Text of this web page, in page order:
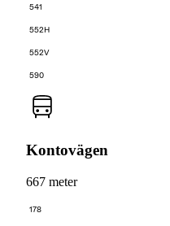
541
552H
552V
590
Kontovägen
667 meter
178